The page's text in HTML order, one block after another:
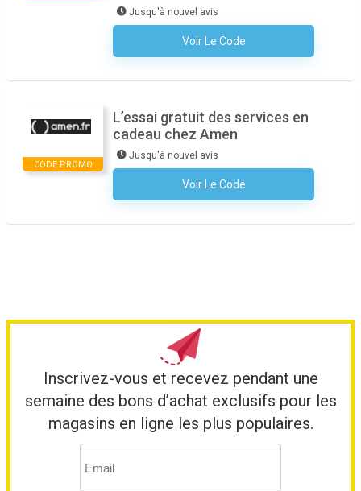
Jusqu'à nouvel avis
Voir Le Code
Aucun Code N'est Nécessaire
CODE PROMO
L’essai gratuit des services en
cadeau chez Amen
Jusqu'à nouvel avis
Voir Le Code
Aucun Code N'est Nécessaire
Inscrivez-vous et recevez pendant une
semaine des bons d’achat exclusifs pour les
magasins en ligne les plus populaires.